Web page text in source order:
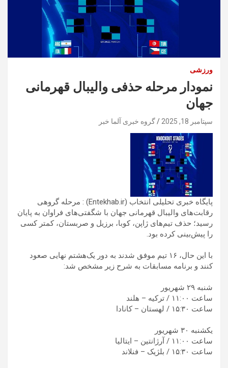
ورزشی
نمودار مرحله حذفی والیبال قهرمانی
جهان
سپتامبر 18, 2025 گروه خبری آلما خبر
پایگاه خبری تحلیلی انتخاب (Entekhab.ir) : مرحله گروهی
رقابت‌های والیبال قهرمانی جهان با شگفتی‌های فراوان به پایان
رسید؛ حذف تیم‌های ژاپن، کوبا، برزیل و صربستان، کمتر کسی
را پیش‌بینی کرده بود.
با این حال، ۱۶ تیم موفق شدند به دور یک‌هشتم نهایی صعود
کنند و برنامه مسابقات به شرح زیر مشخص شد:
شنبه ۲۹ شهریور
ساعت ۱۱:۰۰ / ترکیه – هلند
ساعت ۱۵:۳۰ / لهستان – کانادا
یکشنبه ۳۰ شهریور
ساعت ۱۱:۰۰ / آرژانتین – ایتالیا
ساعت ۱۵:۳۰ / بلژیک – فنلاند